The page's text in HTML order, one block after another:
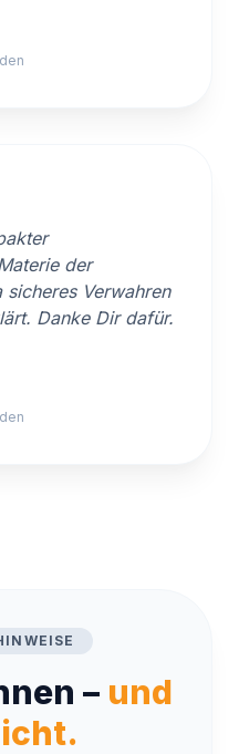
der
Verwahren
Danke Dir dafür.
– und